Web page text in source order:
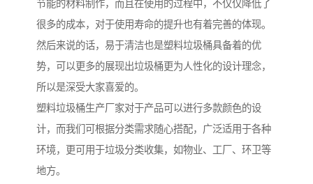
节能的材料制作，而且在使用的过程中，不仅仅降低了
很多的成本，对于使用寿命的提升也有着完善的体现。
然后来说的话，易于清洁也是塑料垃圾桶具备着的优
势，可以更多的展现出垃圾桶更为人性化的设计理念，
所以是深受大家喜爱的。
塑料垃圾桶生产厂家对于产品可以进行多款颜色的设
计，而我们可根据分类需求随心搭配，广泛适用于各种
环境，更可用于垃圾分类收集，如物业、工厂、环卫等
地方。